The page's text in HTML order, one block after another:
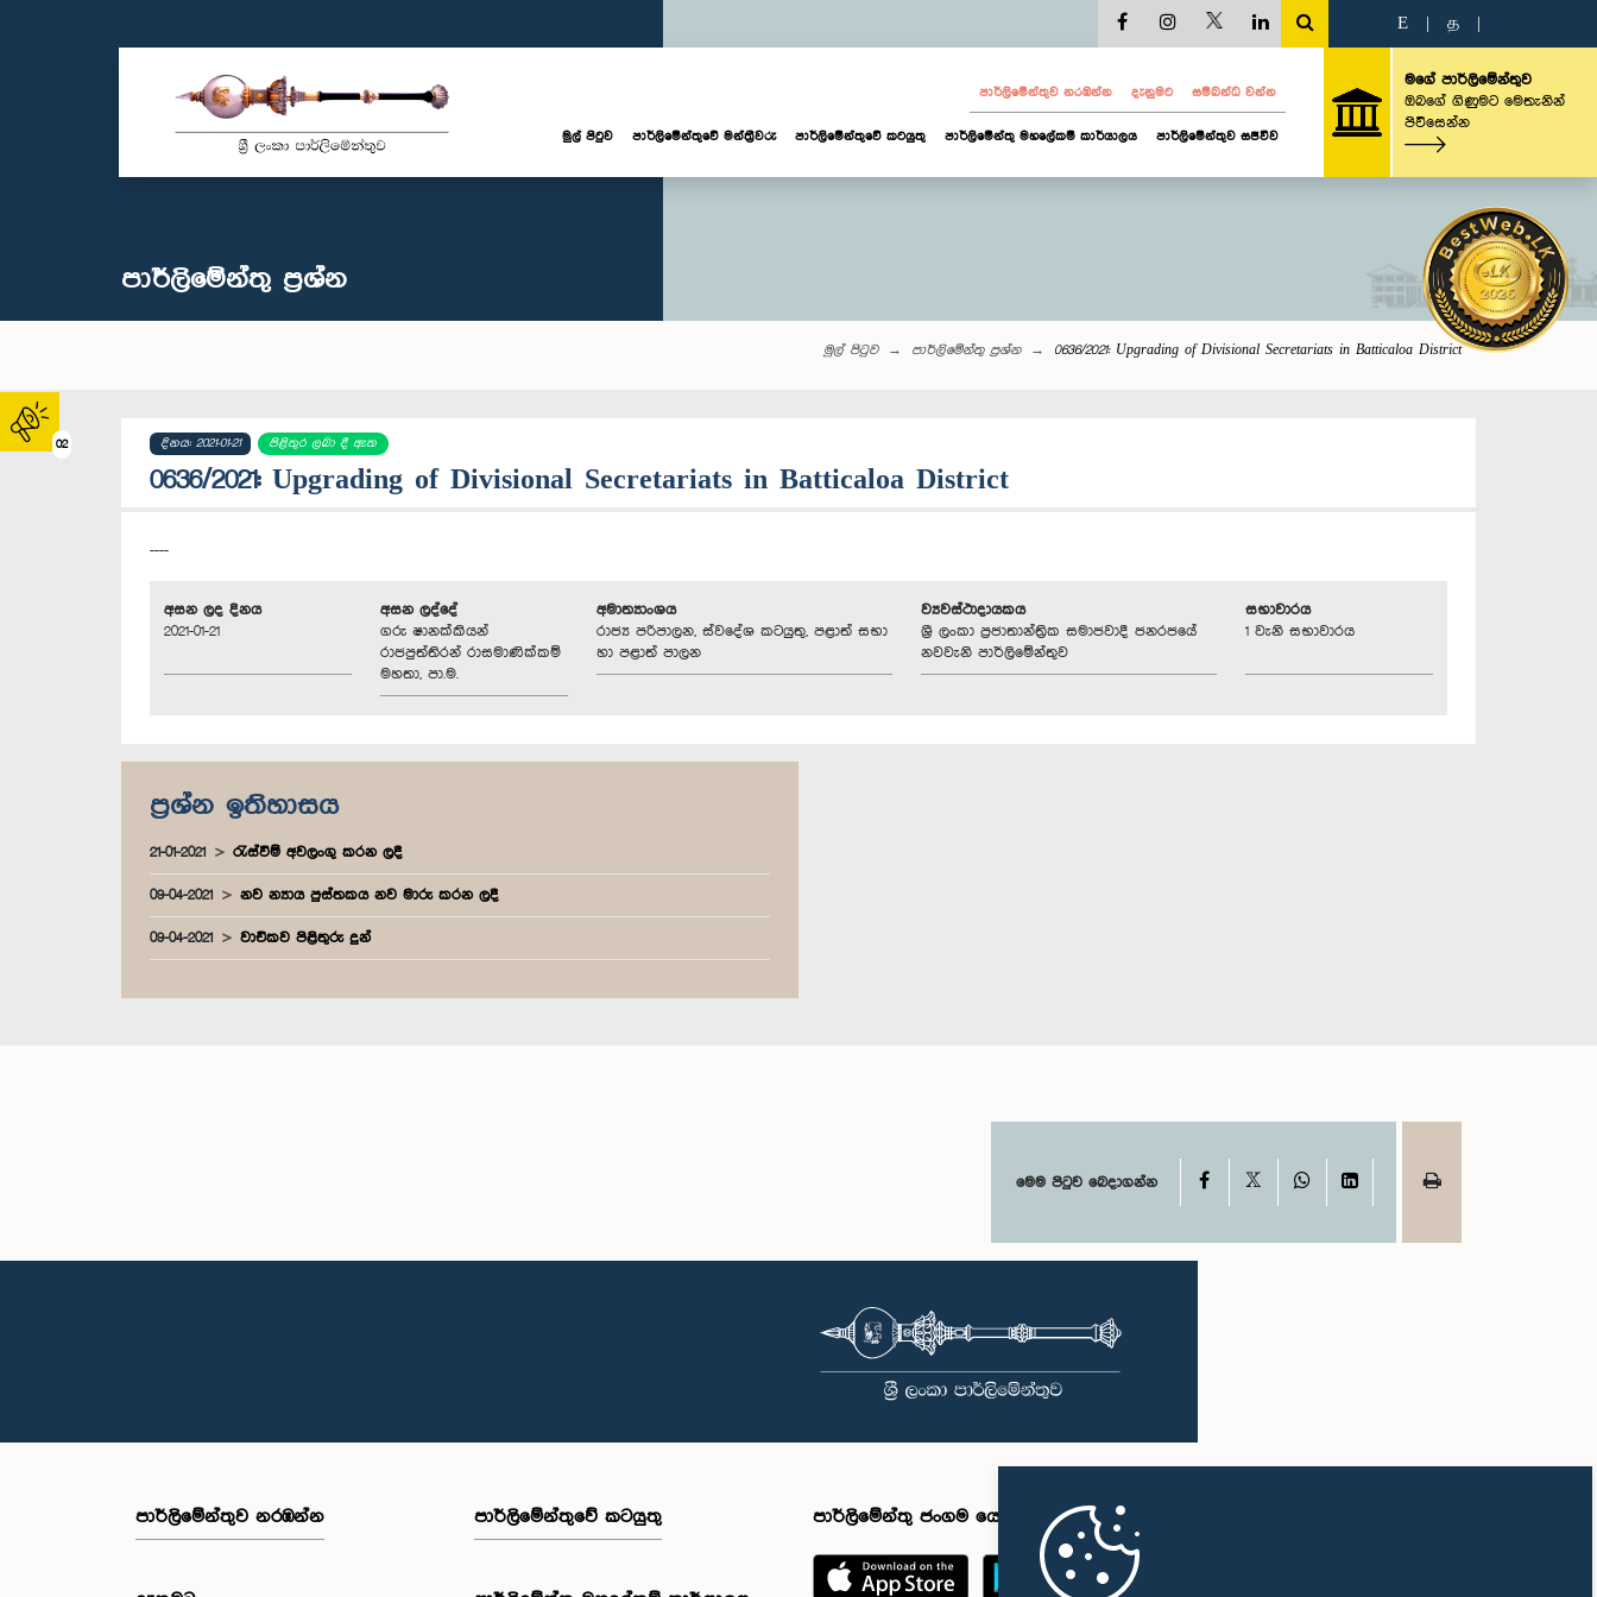
02
E த
පාර්ලි‌මේන්තුව නරඹන්න දැනුමට සම්බන්ධ වන්න
මුල් පිටුව පාර්ලි‌මේන්තුවේ මන්ත්‍රීවරු පාර්ලිමේන්තුවේ කටයුතු පාර්ලිමේන්තු මහලේකම් කාර්යාලය පාර්ලිමේන්තුව සජීවීව
මගේ පාර්ලිමේන්තුව
ඔබගේ ගිණුමට මෙතැනින්
පිවිසෙන්න
පාර්ලි‌මේන්තු‌ ප්‍රශ්න
මුල් පිටුව පාර්ලි‌මේන්තු‌ ප්‍රශ්න 0636/2021: Upgrading of Divisional Secretariats in Batticaloa District
දිනය: 2021-01-21 පිළිතුර ලබා දී ඇත
0636/2021: Upgrading of Divisional Secretariats in Batticaloa District
----
අසන ලද දිනය
2021-01-21
අසන ලද්දේ
ගරු ෂානක්කියන්
රාජපුත්තිරන් රාසමාණික්කම්
මහතා, පා.ම.
අමාත්‍යාංශය
රාජ්‍ය පරිපාලන, ස්වදේශ කටයුතු, පළාත් සභා
හා පළාත් පාලන
ව්‍යවස්ථාදායකය
ශ්‍රී ලංකා ප්‍රජාතාන්ත්‍රික සමාජවාදී ජනරජයේ
නවවැනි පාර්ලිමේන්තුව
සභාවාරය
1 වැනි සභාවාරය
ප්‍රශ්න ඉතිහාසය
21-01-2021 රැස්වීම් අවලංගු කරන ලදී
09-04-2021 නව න්‍යාය පුස්තකය නව මාරු කරන ලදී
09-04-2021 වාචිකව පිළිතුරු දුන්
මෙම පිටුව බෙදාගන්න Facebook WhatsAppLinkedIn
පාර්ලි‌මේන්තුව නරඹන්න පාර්ලිමේන්තුවේ කටයුතු පාර්ලිමේන්තු ජංගම යෙදුම